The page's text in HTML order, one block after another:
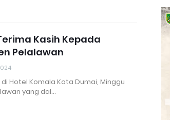
Kasih Kepada
Pelalawan
Hotel Komala Kota Dumai, Minggu
yang dal…